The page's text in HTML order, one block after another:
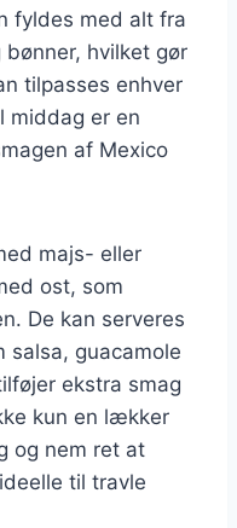
fyldes med alt fra
hvilket gør
tilpasses enhver
middag er en
af Mexico
majs- eller
ost, som
De kan serveres
salsa, guacamole
ekstra smag
kun en lækker
og nem ret at
til travle